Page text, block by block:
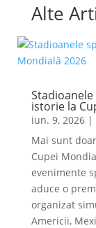
Alte
istorie la
iun. 9, 2026|
Mai sunt
Cupei
evenimente
aduce o
organizat
Americii,